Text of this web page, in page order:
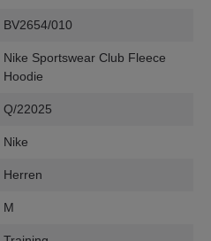
BV2654/010
Nike Sportswear Club Fleece
Hoodie
Q/22025
Nike
Herren
M